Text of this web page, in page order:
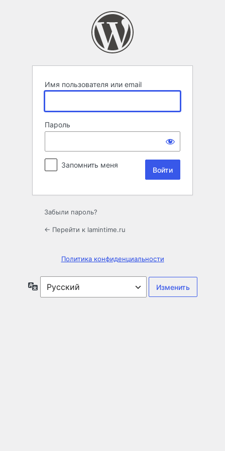
Имя пользователя или email
Пароль
Запомнить меня
Забыли пароль?
← Перейти к lamintime.ru
Политика конфиденциальности
Язык